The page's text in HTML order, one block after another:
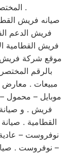
المختصرة . ارقام صيانه فريش القطامية .
صيانه فريش
فريش الدعم
فريش القطامية
موقع شركة فريش
بالرقم
مبيعات . معارض
موبايل – محمول
فريش . و
القطامية .
– نوفروست .